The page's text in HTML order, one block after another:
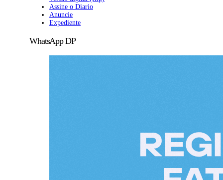
Assine o Diario
Anuncie
Expediente
WhatsApp DP